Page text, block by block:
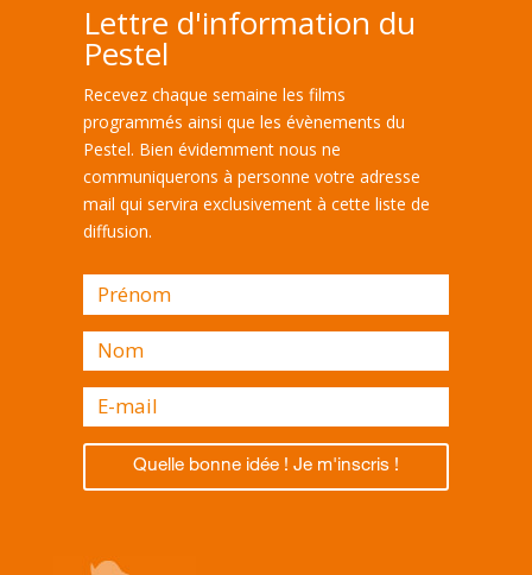
Lettre d'information du
Pestel
Recevez chaque semaine les films
programmés ainsi que les évènements du
Pestel. Bien évidemment nous ne
communiquerons à personne votre adresse
mail qui servira exclusivement à cette liste de
diffusion.
Quelle bonne idée ! Je m'inscris !